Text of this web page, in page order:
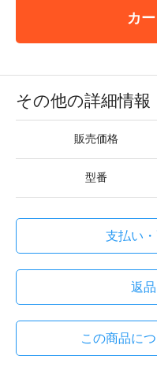
カ
その他の詳細情報
販売価格
型番
支払い
返
この商品に